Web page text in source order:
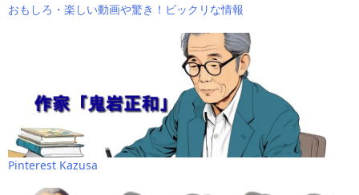
おもしろ・楽しい動画や驚き！ビックリな情報
Pinterest Kazusa